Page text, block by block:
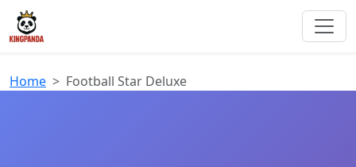
Home Football Star Deluxe